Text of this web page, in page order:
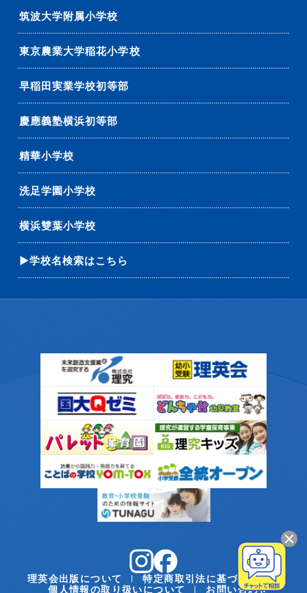
筑波大学附属小学校
東京農業大学稲花小学校
早稲田実業学校初等部
慶應義塾横浜初等部
精華小学校
洗足学園小学校
横浜雙葉小学校
▶学校名検索はこちら
理英会出版について
特定商取引法に基づく表記
個人情報の取り扱いについて
お問い合わせ